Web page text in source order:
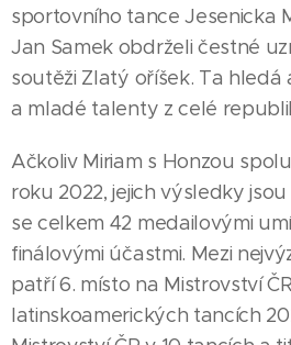
sportovního tance Jesenicka
Jan Samek obdrželi čestné
soutěži Zlatý oříšek. Ta hledá
a mladé talenty z celé
Ačkoliv Miriam s Honzou
roku 2022, jejich výsledky
se celkem 42 medailovými
finálovými účastmi. Mezi
patří 6. místo na Mistrovství
latinskoamerických tancích